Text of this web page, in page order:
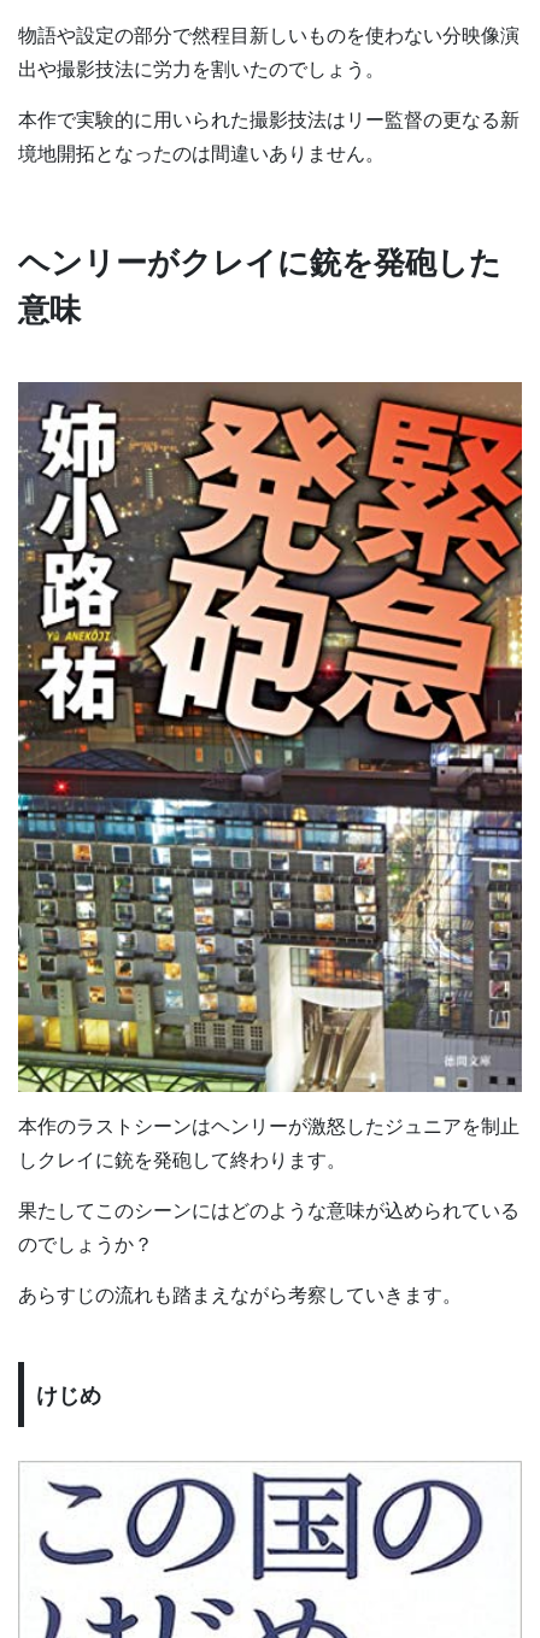
物語や設定の部分で然程目新しいものを使わない分映像演
出や撮影技法に労力を割いたのでしょう。
本作で実験的に用いられた撮影技法はリー監督の更なる新
境地開拓となったのは間違いありません。
ヘンリーがクレイに銃を発砲した
意味
本作のラストシーンはヘンリーが激怒したジュニアを制止
しクレイに銃を発砲して終わります。
果たしてこのシーンにはどのような意味が込められている
のでしょうか？
あらすじの流れも踏まえながら考察していきます。
けじめ